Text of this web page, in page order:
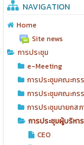
NAVIGATION
Home
Site news
การประชุม
e-Meeting
การประชุมคณะกร
การประชุมคณะกร
การประชุมนายกส
การประชุมผู้บริหา
CEO